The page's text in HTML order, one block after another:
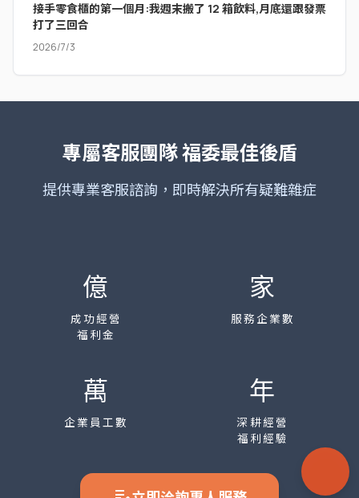
接手零食櫃的第一個月:我週末搬了 12 箱飲料,月底還跟發票
打了三回合
2026/7/3
專屬客服團隊福委最佳後盾
提供專業客服諮詢，即時解決所有疑難雜症
億
成功經營
福利金
家
服務企業數
萬
企業員工數
年
深耕經營
福利經驗